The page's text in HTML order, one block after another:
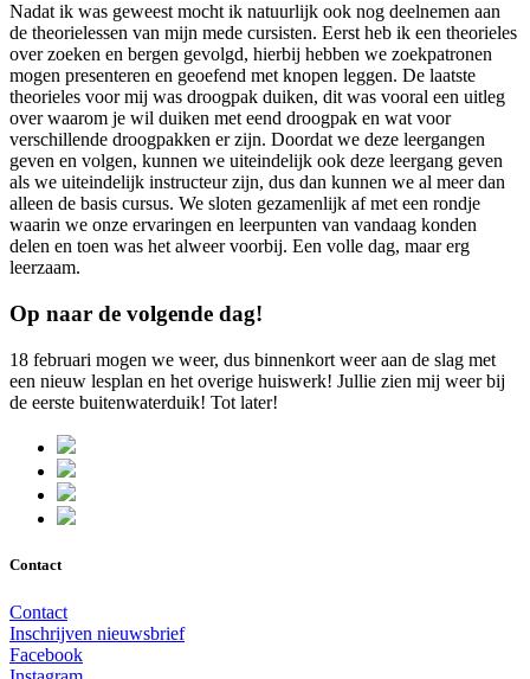
Nadat ik was geweest mocht ik natuurlijk ook nog deelnemen aan
de theorielessen van mijn mede cursisten. Eerst heb ik een theorieles
over zoeken en bergen gevolgd, hierbij hebben we zoekpatronen
mogen presenteren en geoefend met knopen leggen. De laatste
theorieles voor mij was droogpak duiken, dit was vooral een uitleg
over waarom je wil duiken met eend droogpak en wat voor
verschillende droogpakken er zijn. Doordat we deze leergangen
geven en volgen, kunnen we uiteindelijk ook deze leergang geven
als we uiteindelijk instructeur zijn, dus dan kunnen we al meer dan
alleen de basis cursus. We sloten gezamenlijk af met een rondje
waarin we onze ervaringen en leerpunten van vandaag konden
delen en toen was het alweer voorbij. Een volle dag, maar erg
leerzaam.
Op naar de volgende dag!
18 februari mogen we weer, dus binnenkort weer aan de slag met
een nieuw lesplan en het overige huiswerk! Jullie zien mij weer bij
de eerste buitenwaterduik! Tot later!
Contact
Contact
Inschrijven nieuwsbrief
Facebook